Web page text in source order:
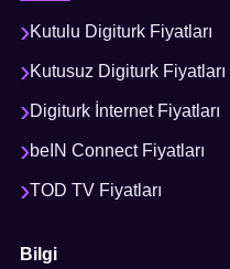
Kutulu Digiturk Fiyatları
Kutusuz Digiturk Fiyatları
Digiturk İnternet Fiyatları
beIN Connect Fiyatları
TOD TV Fiyatları
Bilgi